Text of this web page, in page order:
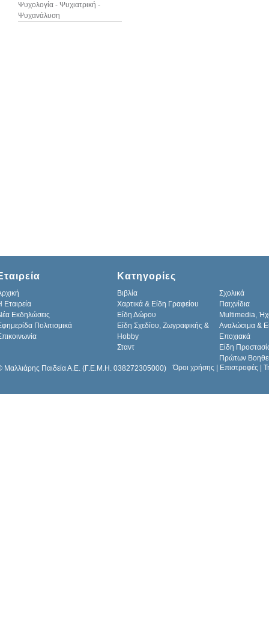
Ψυχολογία - Ψυχιατρική -
Ψυχανάλυση
Εταιρεία
Εκδηλώσεις
Πολιτισμικά
Κατηγορίες
Βιβλία
Σχολικά
Χαρτικά & Είδη Γραφείου
Παιχνίδια
Είδη Δώρου
Multimedia,
Είδη Σχεδίου, Ζωγραφικής &
Hobby
Αναλώσιμα &
Εποχιακά
Σταντ
Είδη
Πρώτων
Μαλλιάρης Παιδεία Α.Ε. (Γ.Ε.Μ.Η. 038272305000)
Όροι χρήσης Επιστροφές